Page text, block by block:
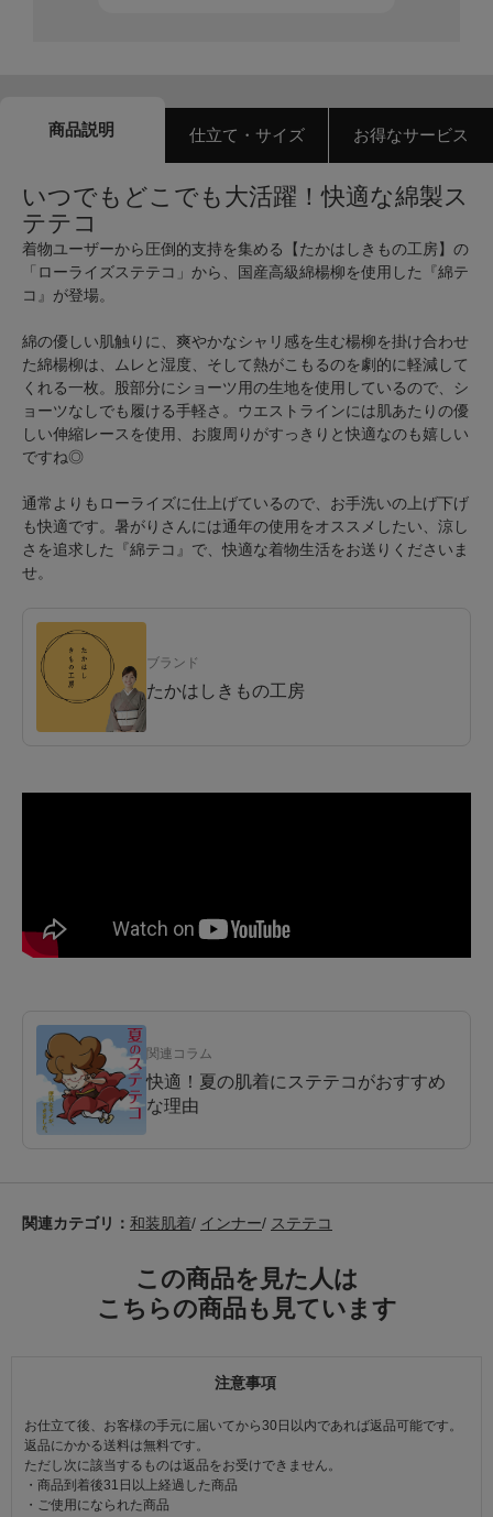
商品説明 仕立て・サイズ お得なサービス
いつでもどこでも大活躍！快適な綿製ス
テテコ
着物ユーザーから圧倒的支持を集める【たかはしきもの工房】の
「ローライズステテコ」から、国産高級綿楊柳を使用した『綿テ
コ』が登場。
綿の優しい肌触りに、爽やかなシャリ感を生む楊柳を掛け合わせ
た綿楊柳は、ムレと湿度、そして熱がこもるのを劇的に軽減して
くれる一枚。股部分にショーツ用の生地を使用しているので、シ
ョーツなしでも履ける手軽さ。ウエストラインには肌あたりの優
しい伸縮レースを使用、お腹周りがすっきりと快適なのも嬉しい
ですね◎
通常よりもローライズに仕上げているので、お手洗いの上げ下げ
も快適です。暑がりさんには通年の使用をオススメしたい、涼し
さを追求した『綿テコ』で、快適な着物生活をお送りくださいま
せ。
ブランド
たかはしきもの工房
関連コラム
快適！夏の肌着にステテコがおすすめ
な理由
関連カテゴリ： 和装肌着/ インナー/ ステテコ
この商品を見た人は
こちらの商品も見ています
注意事項
お仕立て後、お客様の手元に届いてから30日以内であれば返品可能です。
返品にかかる送料は無料です。
ただし次に該当するものは返品をお受けできません。
・商品到着後31日以上経過した商品
・ご使用になられた商品